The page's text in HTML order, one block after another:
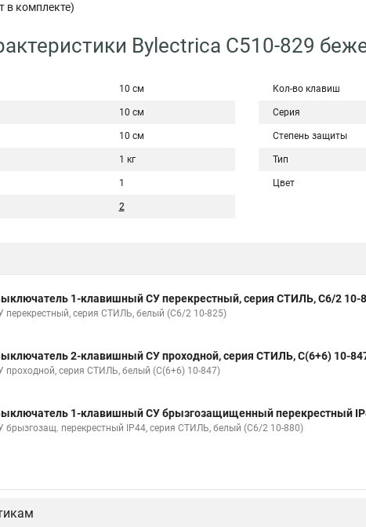
в комплекте)
Bylectrica С510-829
10 см
10 см
10 см
1 кг
1
2
Кол-во клавиш
Серия
Степень защиты
Тип
Цвет
1-клавишный СУ перекрестный, серия СТИЛЬ, С6/2 10-
перекрестный, серия СТИЛЬ, белый (С6/2 10-825)
2-клавишный СУ проходной, серия СТИЛЬ, С(6+6) 10-
проходной, серия СТИЛЬ, белый (С(6+6) 10-847)
1-клавишный СУ брызгозащищенный перекрестный
брызгозащ. перекрестный IP44, серия СТИЛЬ, белый (С6/2 10-880)